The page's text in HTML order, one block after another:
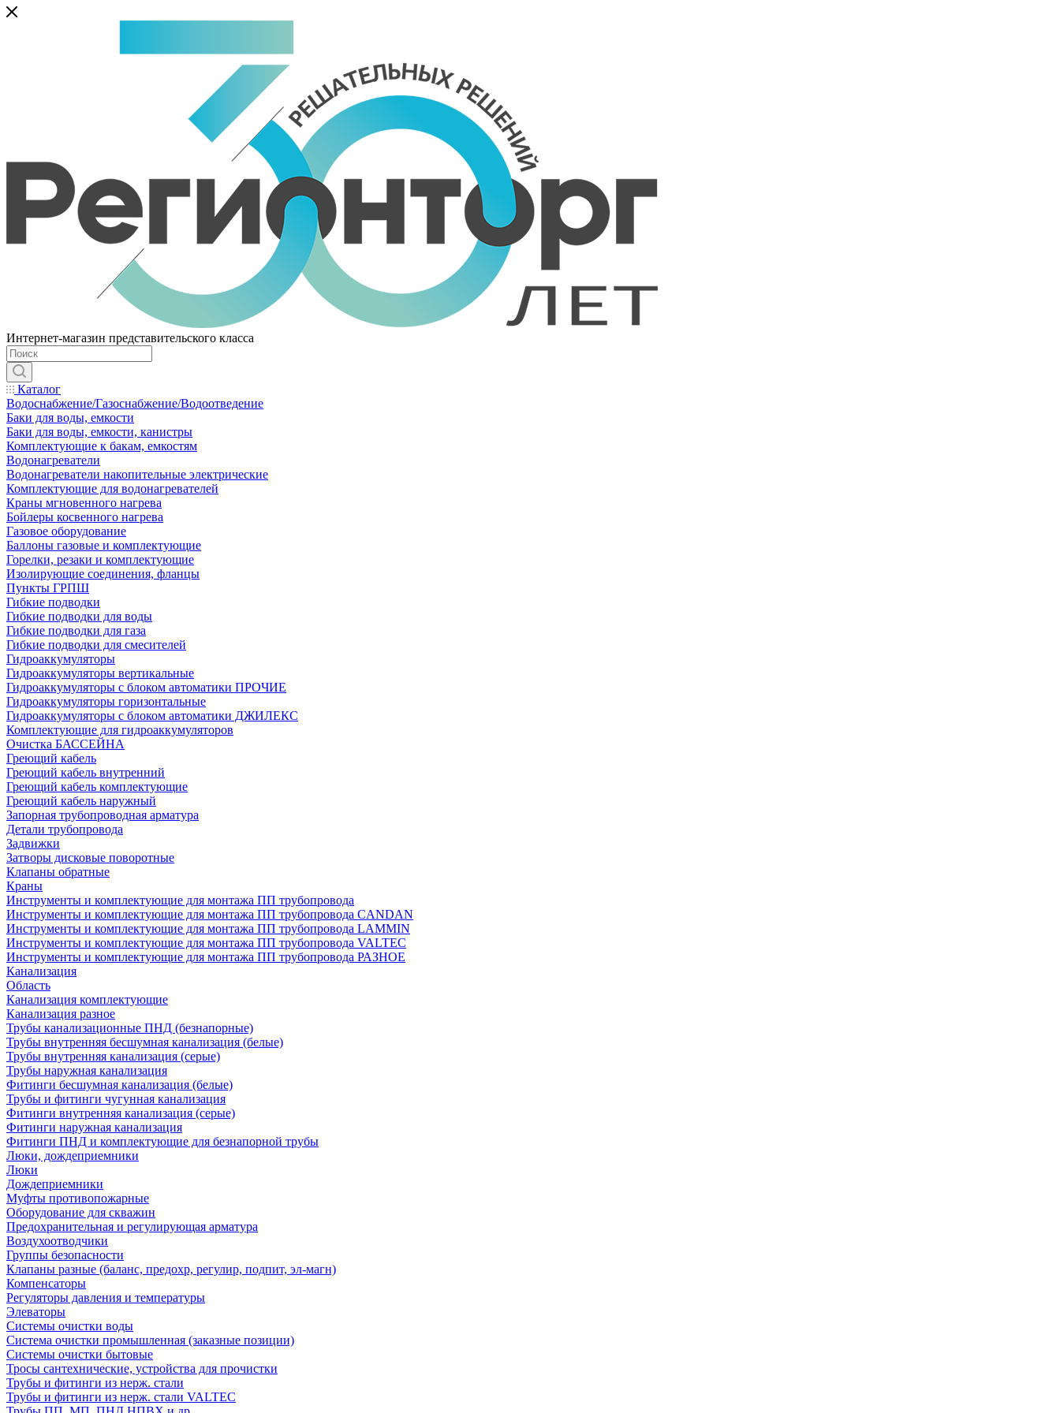
Интернет-магазин представительского класса
Каталог
Водоснабжение/Газоснабжение/Водоотведение
Баки для воды, емкости
Баки для воды, емкости, канистры
Комплектующие к бакам, емкостям
Водонагреватели
Водонагреватели накопительные электрические
Комплектующие для водонагревателей
Краны мгновенного нагрева
Бойлеры косвенного нагрева
Газовое оборудование
Баллоны газовые и комплектующие
Горелки, резаки и комплектующие
Изолирующие соединения, фланцы
Пункты ГРПШ
Гибкие подводки
Гибкие подводки для воды
Гибкие подводки для газа
Гибкие подводки для смесителей
Гидроаккумуляторы
Гидроаккумуляторы вертикальные
Гидроаккумуляторы с блоком автоматики ПРОЧИЕ
Гидроаккумуляторы горизонтальные
Гидроаккумуляторы с блоком автоматики ДЖИЛЕКС
Комплектующие для гидроаккумуляторов
Очистка БАССЕЙНА
Греющий кабель
Греющий кабель внутренний
Греющий кабель комплектующие
Греющий кабель наружный
Запорная трубопроводная арматура
Детали трубопровода
Задвижки
Затворы дисковые поворотные
Клапаны обратные
Краны
Инструменты и комплектующие для монтажа ПП трубопровода
Инструменты и комплектующие для монтажа ПП трубопровода CANDAN
Инструменты и комплектующие для монтажа ПП трубопровода LAMMIN
Инструменты и комплектующие для монтажа ПП трубопровода VALTEC
Инструменты и комплектующие для монтажа ПП трубопровода РАЗНОЕ
Канализация
Область
Канализация комплектующие
Канализация разное
Трубы канализационные ПНД (безнапорные)
Трубы внутренняя бесшумная канализация (белые)
Трубы внутренняя канализация (серые)
Трубы наружная канализация
Фитинги бесшумная канализация (белые)
Трубы и фитинги чугунная канализация
Фитинги внутренняя канализация (серые)
Фитинги наружная канализация
Фитинги ПНД и комплектующие для безнапорной трубы
Люки, дождеприемники
Люки
Дождеприемники
Муфты противопожарные
Оборудование для скважин
Предохранительная и регулирующая арматура
Воздухоотводчики
Группы безопасности
Клапаны разные (баланс, предохр, регулир, подпит, эл-магн)
Компенсаторы
Регуляторы давления и температуры
Элеваторы
Системы очистки воды
Система очистки промышленная (заказные позиции)
Системы очистки бытовые
Тросы сантехнические, устройства для прочистки
Трубы и фитинги из нерж. стали
Трубы и фитинги из нерж. стали VALTEC